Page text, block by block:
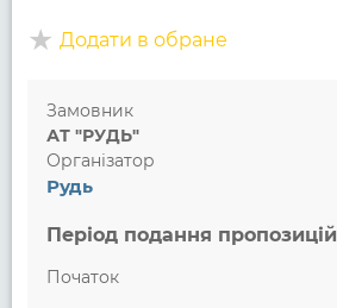
Додати в обране
Замовник
АТ "РУДЬ"
Організатор
Рудь
Період подання пропозицій
Початок